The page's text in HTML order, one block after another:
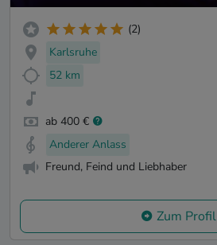
(2)
Karlsruhe
52 km
ab 400 €
Anderer Anlass
Freund, Feind und Liebhaber
Zum Profil